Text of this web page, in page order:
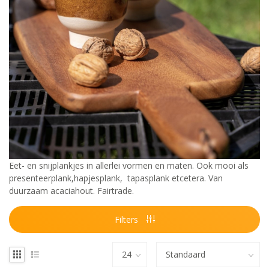
Eet- en snijplankjes in allerlei vormen en maten. Ook mooi als
presenteerplank,hapjesplank, tapasplank etcetera. Van
duurzaam acaciahout. Fairtrade.
Filters